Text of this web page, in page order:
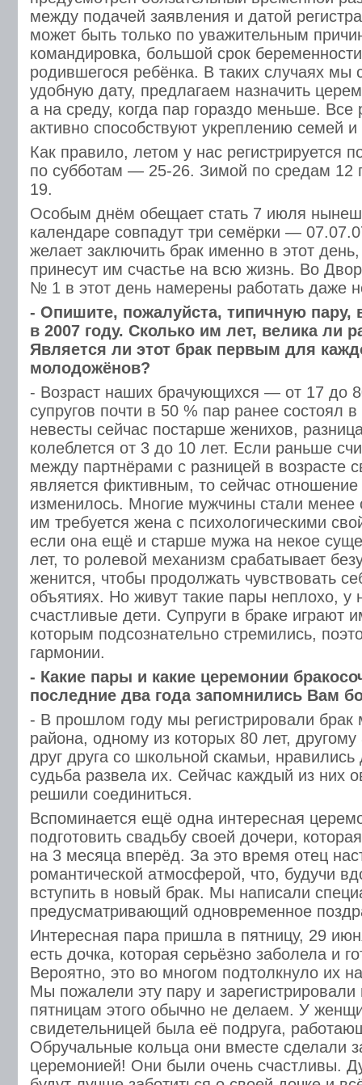
между подачей заявления и датой
может быть только по уважительным
командировка, большой срок
родившегося ребёнка. В таких случаях мы
удобную дату, предлагаем назначить
а на среду, когда пар гораздо меньше. Все
активно способствуют укреплению семей
Как правило, летом у нас регистрируется
по субботам — 25-26. Зимой по средам 12
19.
Особым днём обещает стать 7 июля
календаре совпадут три семёрки —
желает заключить брак именно в этот
принесут им счастье на всю жизнь. Во
№ 1 в этот день намерены работать даже
- Опишите, пожалуйста, типичную пару,
в 2007 году. Сколько им лет, велика ли
Является ли этот брак первым для
молодожёнов?
- Возраст наших брачующихся — от 17 до
супругов почти в 50 % пар ранее состоял
невесты сейчас постарше женихов,
колеблется от 3 до 10 лет. Если раньше
между партнёрами с разницей в возрасте
является фиктивным, то сейчас отношение
изменилось. Многие мужчины стали менее
им требуется жена с психологическими
если она ещё и старше мужа на некое
лет, то ролевой механизм срабатывает
женится, чтобы продолжать чувствовать
объятиях. Но живут такие пары неплохо, у
счастливые дети. Супруги в браке играют
которым подсознательно стремились,
гармонии.
- Какие пары и какие церемонии
последние два года запомнились Вам
- В прошлом году мы регистрировали
района, одному из которых 80 лет,
друг друга со школьной скамьи, нравились
судьба развела их. Сейчас каждый из них
решили соединиться.
Вспоминается ещё одна интересная
подготовить свадьбу своей дочери,
на 3 месяца вперёд. За это время отец
романтической атмосферой, что, будучи
вступить в новый брак. Мы написали
предусматривающий одновременное
Интересная пара пришла в пятницу, 29
есть дочка, которая серьёзно заболела и
Вероятно, это во многом подтолкнуло их
Мы пожалели эту пару и зарегистрировали
пятницам этого обычно не делаем. У
свидетельницей была её подруга,
Обручальные кольца они вместе сделали
церемонией! Они были очень счастливы.